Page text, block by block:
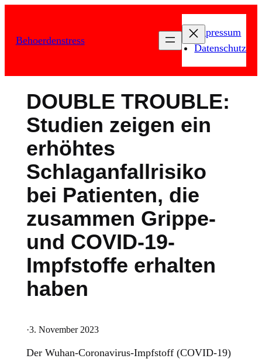
springen
Behoerdenstress
Impressum
Datenschutz
DOUBLE TROUBLE:
Studien zeigen ein
erhöhtes
Schlaganfallrisiko
bei Patienten, die
zusammen Grippe-
und COVID-19-
Impfstoffe erhalten
haben
·3. November 2023
Der Wuhan-Coronavirus-Impfstoff (COVID-19)